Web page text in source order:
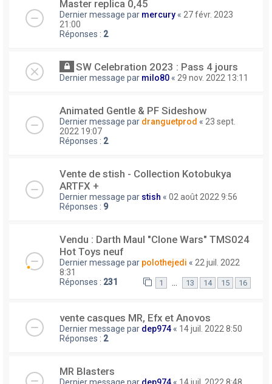
Master replica 0,45
Dernier message par mercury « 27 févr. 2023
21:00
Réponses : 2
SW Celebration 2023 : Pass 4 jours
Dernier message par milo80 « 29 nov. 2022 13:11
Animated Gentle & PF Sideshow
Dernier message par dranguetprod « 23 sept.
2022 19:07
Réponses : 2
Vente de stish - Collection Kotobukya
ARTFX +
Dernier message par stish « 02 août 2022 9:56
Réponses : 9
Vendu : Darth Maul "Clone Wars" TMS024
Hot Toys neuf
Dernier message par polothejedi « 22 juil. 2022
8:31
Réponses : 231 1 13 14 15 16
vente casques MR, Efx et Anovos
Dernier message par dep974 « 14 juil. 2022 8:50
Réponses : 2
MR Blasters
Dernier message par dep974 « 14 juil. 2022 8:48